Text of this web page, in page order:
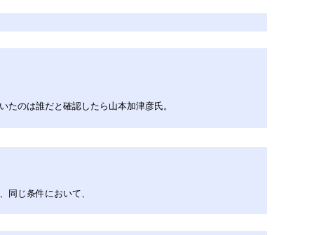
のは誰だと確認したら山本加津彦氏。
同じ条件において、